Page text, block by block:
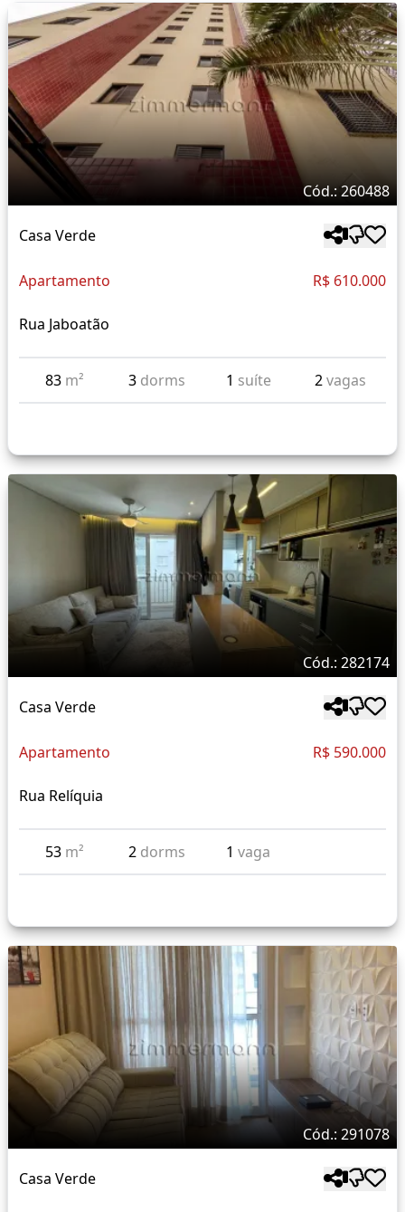
Cód.: 260488
Casa Verde
Apartamento R$ 610.000
Rua Jaboatão
83 m² 3 dorms 1 suíte 2vagas
Cód.: 282174
Casa Verde
Apartamento R$ 590.000
Rua Relíquia
53 m² 2 dorms 1vaga
Cód.: 291078
Casa Verde